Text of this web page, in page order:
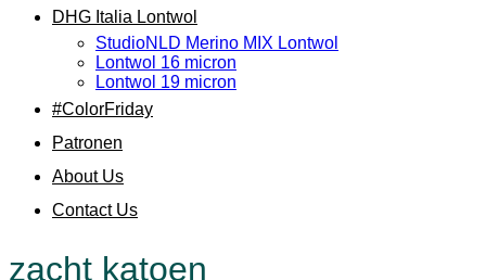
DHG Italia Lontwol
StudioNLD Merino MIX Lontwol
Lontwol 16 micron
Lontwol 19 micron
#ColorFriday
Patronen
About Us
Contact Us
zacht katoen